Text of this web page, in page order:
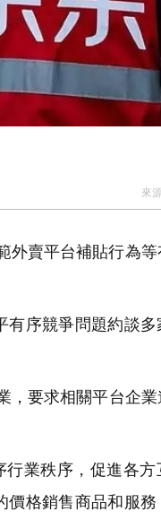
來
外賣平台補貼行為等
序競爭問題約談多
，要求相關平台企業
業秩序，促進各方
價格銷售商品和服務